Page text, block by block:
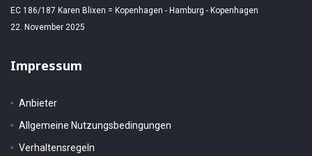
EC 186/187 Karen Blixen = Kopenhagen - Hamburg - Kopenhagen
22. November 2025
Impressum
Anbieter
Allgemeine Nutzungsbedingungen
Verhaltensregeln